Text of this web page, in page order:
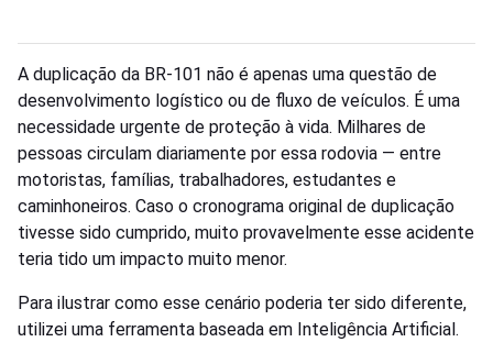
A duplicação da BR-101 não é apenas uma questão de
desenvolvimento logístico ou de fluxo de veículos. É uma
necessidade urgente de proteção à vida. Milhares de
pessoas circulam diariamente por essa rodovia — entre
motoristas, famílias, trabalhadores, estudantes e
caminhoneiros. Caso o cronograma original de duplicação
tivesse sido cumprido, muito provavelmente esse acidente
teria tido um impacto muito menor.
Para ilustrar como esse cenário poderia ter sido diferente,
utilizei uma ferramenta baseada em Inteligência Artificial.